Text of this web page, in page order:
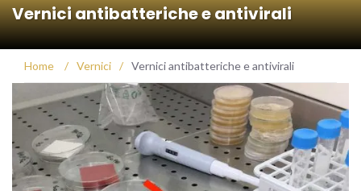
Vernici antibatteriche e antivirali
Home / Vernici / Vernici antibatteriche e antivirali